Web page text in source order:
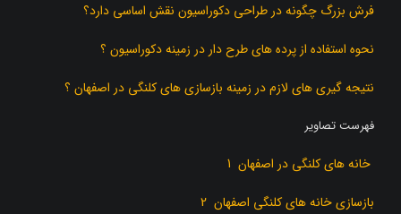
فرش بزرگ چگونه در طراحی دکوراسیون نقش اساسی دارد؟
نحوه استفاده از پرده های طرح دار در زمینه دکوراسیون ؟
نتیجه گیری های لازم در زمینه بازسازی های کلنگی در اصفهان ؟
فهرست تصاویر
خانه های کلنگی در اصفهان 1
بازسازی خانه های کلنگی اصفهان 2